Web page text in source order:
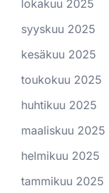
lokakuu 2025
syyskuu 2025
kesäkuu 2025
toukokuu 2025
huhtikuu 2025
maaliskuu 2025
helmikuu 2025
tammikuu 2025